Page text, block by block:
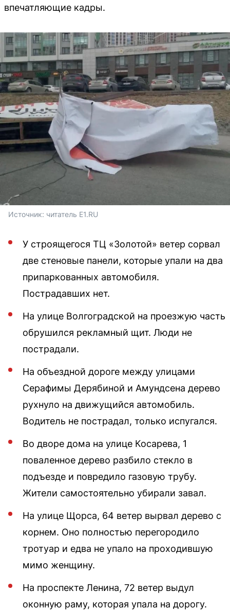
впечатляющие кадры.
Источник: читатель E1.RU
У строящегося ТЦ «Золотой» ветер сорвал
две стеновые панели, которые упали на два
припаркованных автомобиля.
Пострадавших нет.
На улице Волгоградской на проезжую часть
обрушился рекламный щит. Люди не
пострадали.
На объездной дороге между улицами
Серафимы Дерябиной и Амундсена дерево
рухнуло на движущийся автомобиль.
Водитель не пострадал, только испугался.
Во дворе дома на улице Косарева, 1
поваленное дерево разбило стекло в
подъезде и повредило газовую трубу.
Жители самостоятельно убирали завал.
На улице Щорса, 64 ветер вырвал дерево с
корнем. Оно полностью перегородило
тротуар и едва не упало на проходившую
мимо женщину.
На проспекте Ленина, 72 ветер выдул
оконную раму, которая упала на дорогу.